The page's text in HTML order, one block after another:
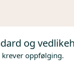
og
oppfølging.